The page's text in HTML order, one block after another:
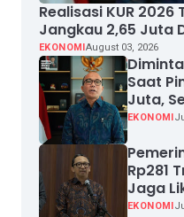
Realisasi KUR 2026
Jangkau 2,65 Juta
EKONOMIAugust 03, 2026
Saat
Juta,
EKONOMI
Rp281
Jaga
EKONOMI